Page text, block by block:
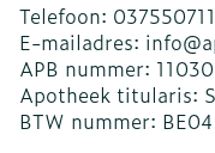
Telefoon: 037550711
E-mailadres: info@
APB nummer:
Apotheek titularis:
BTW nummer: